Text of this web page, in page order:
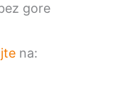
gore
na: